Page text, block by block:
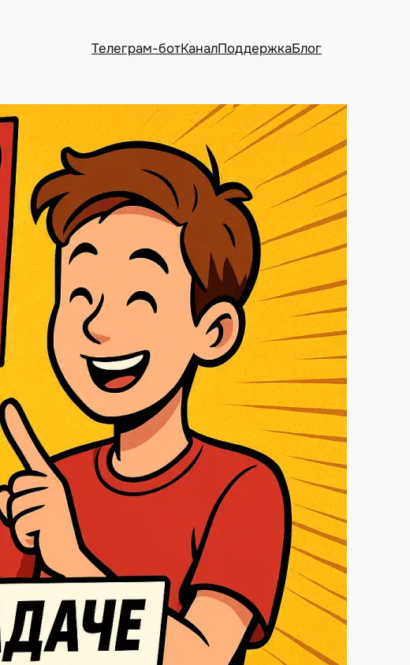
Телеграм-ботКаналПоддержкаБлог